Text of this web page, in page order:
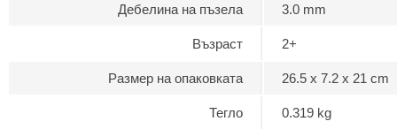
Дебелина на пъзела 3.0 mm
Възраст 2+
Размер на опаковката 26.5 x 7.2 x 21 cm
Тегло 0.319 kg